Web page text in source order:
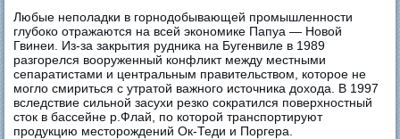
Любые неполадки в горнодобывающей промышленности
глубоко отражаются на всей экономике Папуа — Новой
Гвинеи. Из-за закрытия рудника на Бугенвиле в 1989
разгорелся вооруженный конфликт между местными
сепаратистами и центральным правительством, которое не
могло смириться с утратой важного источника дохода. В 1997
вследствие сильной засухи резко сократился поверхностный
сток в бассейне р.Флай, по которой транспортируют
продукцию месторождений Ок-Теди и Поргера.